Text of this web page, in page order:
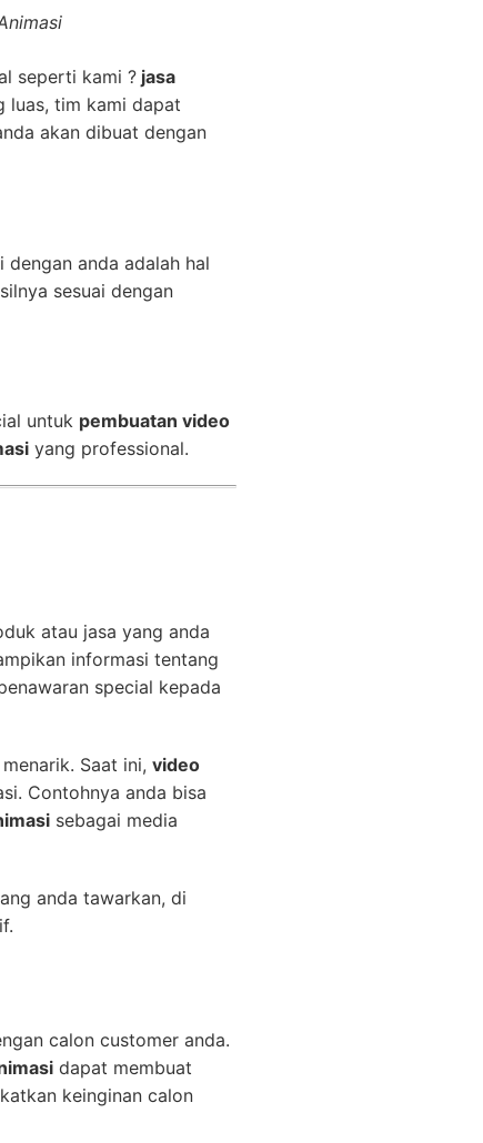
seperti kami ? jasa
luas, tim kami dapat
akan dibuat dengan
anda adalah hal
sesuai dengan
untuk pembuatan video
yang professional.
atau jasa yang anda
informasi tentang
special kepada
Saat ini, video
Contohnya anda bisa
sebagai media
anda tawarkan, di
calon customer anda.
dapat membuat
keinginan calon